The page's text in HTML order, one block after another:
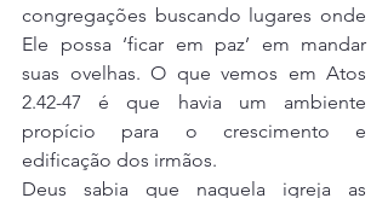
congregações buscando lugares onde
Ele possa ‘ficar em paz’ em mandar
suas ovelhas. O que vemos em Atos
2.42-47 é que havia um ambiente
propício para o crescimento e
edificação dos irmãos.
Deus sabia que naquela igreja as